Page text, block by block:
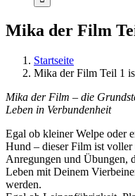
Mika der Film
Startseite
Mika der Film Teil 1
Mika der Film – die
Leben in Verbundenheit
Egal ob kleiner Welpe oder
Hund – dieser Film ist voller
Anregungen und Übungen,
Leben mit Deinem
werden.